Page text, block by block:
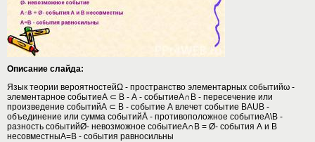
Описание слайда:
Язык теории вероятностейΩ - пространство элементарных событийω -
элементарное событиеА ⊂ В - А - событиеA∩В - пересечение или
произведение событийА ⊂ В - событие А влечет событие ВАUВ -
объединение или сумма событийĀ - противоположное событиеА\В -
разность событийØ- невозможное событиеА∩В = Ø- события А и В
несовместныА=В - события равносильны